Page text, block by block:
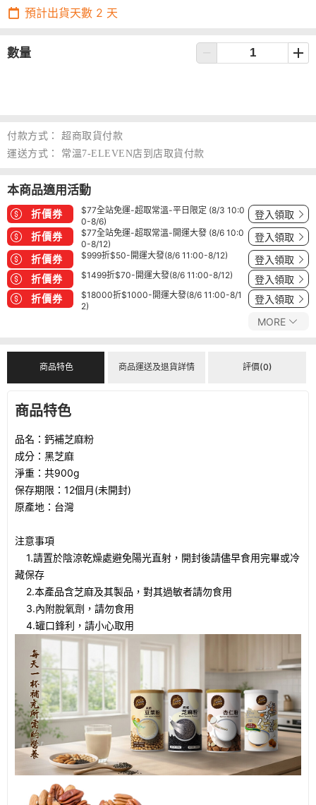
預計出貨天數 2 天
數量
付款方式：
超商取貨付款
運送方式：
常溫7-ELEVEN店到店取貨付款
本商品適用活動
折價券
$77全站免運-超取常溫-平日限定 (8/3 10:0
0-8/6)
登入領取
折價券
$77全站免運-超取常溫-開運大發 (8/6 10:0
0-8/12)
登入領取
折價券 $999折$50-開運大發(8/6 11:00-8/12) 登入領取
折價券 $1499折$70-開運大發(8/6 11:00-8/12) 登入領取
折價券
$18000折$1000-開運大發(8/6 11:00-8/1
2)
登入領取
MORE
商品特色 商品運送及退貨詳情 評價(0)
商品特色
品名：鈣補芝麻粉
成分：黑芝麻
淨重：共900g
保存期限：12個月(未開封)
原產地：台灣
注意事項
1.請置於陰涼乾燥處避免陽光直射，開封後請儘早食用完畢或冷
藏保存
2.本產品含芝麻及其製品，對其過敏者請勿食用
3.內附脫氧劑，請勿食用
4.罐口鋒利，請小心取用